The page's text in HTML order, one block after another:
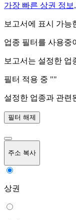
가장 빠른 상권 정보
보고서에 표시 가능
업종 필터를 사용중
보고서는 설정한 업
필터 적용 중 ""
설정한 업종과 관련
필터 해제
주소 복사
상권